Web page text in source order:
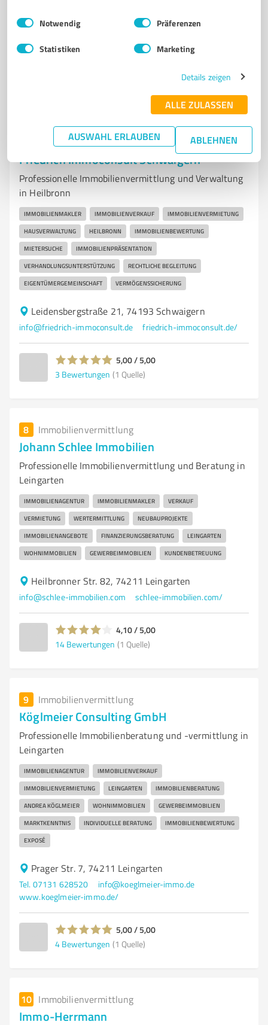
Impressum Datenschutzbestimmungen
Einwilligungsauswahl
Notwendig Präferenzen
Statistiken Marketing
Details zeigen
ALLE ZULASSEN
AUSWAHL ERLAUBEN ABLEHNEN
Tel. 07262 916060
info@muth-krueger.de
Immobilienvermittlung
Friedrich Immoconsult Schwaigern
Professionelle Immobilienvermittlung und Verwaltung
in Heilbronn
IMMOBILIENMAKLER IMMOBILIENVERKAUF IMMOBILIENVERMIETUNG
HAUSVERWALTUNG HEILBRONN IMMOBILIENBEWERTUNG
MIETERSUCHE IMMOBILIENPRÄSENTATION
VERHANDLUNGSUNTERSTÜTZUNG RECHTLICHE BEGLEITUNG
EIGENTÜMERGEMEINSCHAFT VERMÖGENSSICHERUNG
Leidensbergstraße 21, 74193 Schwaigern
info@friedrich-immoconsult.de friedrich-immoconsult.de/
5,00 / 5,00
3 Bewertungen (1 Quelle)
8 Immobilienvermittlung
Johann Schlee Immobilien
Professionelle Immobilienvermittlung und Beratung in
Leingarten
IMMOBILIENAGENTUR IMMOBILIENMAKLER VERKAUF
VERMIETUNG WERTERMITTLUNG NEUBAUPROJEKTE
IMMOBILIENANGEBOTE FINANZIERUNGSBERATUNG LEINGARTEN
WOHNIMMOBILIEN GEWERBEIMMOBILIEN KUNDENBETREUUNG
Heilbronner Str. 82, 74211 Leingarten
info@schlee-immobilien.com schlee-immobilien.com/
4,10 / 5,00
14 Bewertungen (1 Quelle)
9 Immobilienvermittlung
Köglmeier Consulting GmbH
Professionelle Immobilienberatung und -vermittlung in
Leingarten
IMMOBILIENAGENTUR IMMOBILIENVERKAUF
IMMOBILIENVERMIETUNG LEINGARTEN IMMOBILIENBERATUNG
ANDREA KÖGLMEIER WOHNIMMOBILIEN GEWERBEIMMOBILIEN
MARKTKENNTNIS INDIVIDUELLE BERATUNG IMMOBILIENBEWERTUNG
EXPOSÉ
Prager Str. 7, 74211 Leingarten
Tel. 07131 628520
info@koeglmeier-immo.de
www.koeglmeier-immo.de/
5,00 / 5,00
4 Bewertungen (1 Quelle)
10 Immobilienvermittlung
Immo-Herrmann